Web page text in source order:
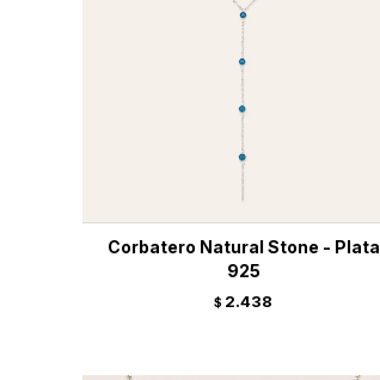
Corbatero Natural Stone - Plata
925
$ 2.438